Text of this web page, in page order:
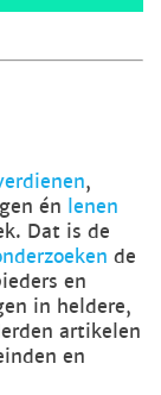
,
én lenen
Dat is de
de
en
in heldere,
artikelen
en